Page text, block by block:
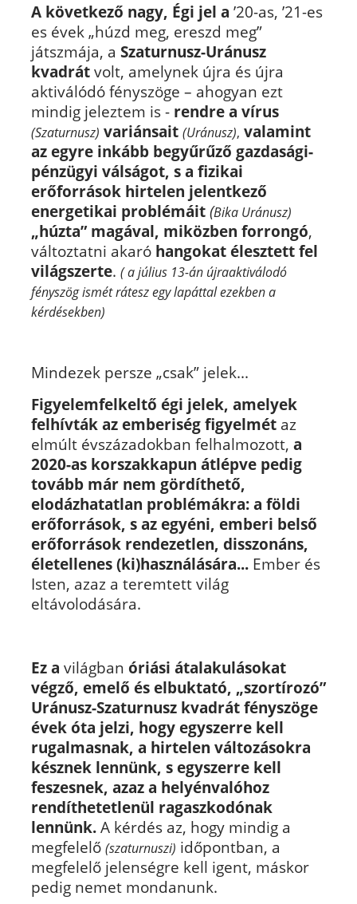
A következő nagy, Égi jel a ’20-as, ’21-es
es évek „húzd meg, ereszd meg”
játszmája, a Szaturnusz-Uránusz
kvadrátvolt, amelynek újra és újra
aktiválódó fényszöge – ahogyan ezt
mindig jeleztem is - rendre a vírus
(Szaturnusz) variánsait (Uránusz), valamint
az egyre inkább begyűrűző gazdasági-
pénzügyi válságot, s a fizikai
erőforrások hirtelen jelentkező
energetikai problémáit (Bika Uránusz)
„húzta” magával, miközben forrongó,
változtatni akaró hangokat élesztett fel
világszerte. ( a július 13-án újraaktiválodó
fényszög ismét rátesz egy lapáttal ezekben a
kérdésekben)
Mindezek persze „csak” jelek...
Figyelemfelkeltő égi jelek, amelyek
felhívták az emberiség figyelmétaz
elmúlt évszázadokban felhalmozott, a
2020-as korszakkapun átlépve pedig
tovább már nem gördíthető,
elodázhatatlan problémákra: a földi
erőforrások, s az egyéni, emberi belső
erőforrások rendezetlen, disszonáns,
életellenes (ki)használására...Ember és
Isten, azaz a teremtett világ
eltávolodására.
Ez a világban óriási átalakulásokat
végző, emelő és elbuktató, „szortírozó”
Uránusz-Szaturnusz kvadrát fényszöge
évek óta jelzi, hogy egyszerre kell
rugalmasnak, a hirtelen változásokra
késznek lennünk, s egyszerre kell
feszesnek, azaz a helyénvalóhoz
rendíthetetlenül ragaszkodónak
lennünk.A kérdés az, hogy mindig a
megfelelő (szaturnuszi) időpontban, a
megfelelő jelenségre kell igent, máskor
pedig nemet mondanunk.